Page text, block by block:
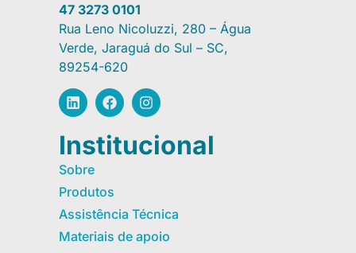
47 3273 0101
Rua Leno Nicoluzzi, 280 – Água
Verde, Jaraguá do Sul – SC,
89254-620
Institucional
Sobre
Produtos
Assistência Técnica
Materiais de apoio